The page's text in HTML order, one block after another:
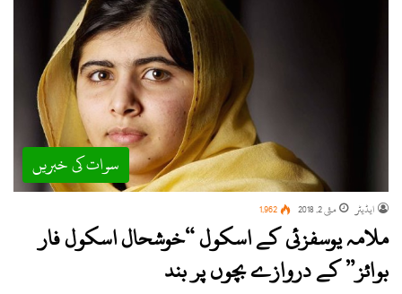
سوات کی خبریں
ایڈیٹر مئی 2, 2018 1,962
ملامہ یوسفزئی کے اسکول “خوشحال اسکول فار
بوائز” کے دروازے بچوں پر بند